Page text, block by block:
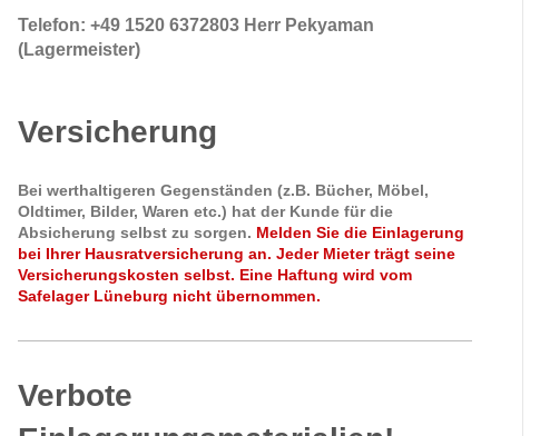
Telefon: +49 1520 6372803 Herr Pekyaman
(Lagermeister)
Versicherung
Bei werthaltigeren Gegenständen (z.B. Bücher, Möbel,
Oldtimer, Bilder, Waren etc.) hat der Kunde für die
Absicherung selbst zu sorgen. Melden Sie die Einlagerung
bei Ihrer Hausratversicherung an. Jeder Mieter trägt seine
Versicherungskosten selbst. Eine Haftung wird vom
Safelager Lüneburg nicht übernommen.
Verbote